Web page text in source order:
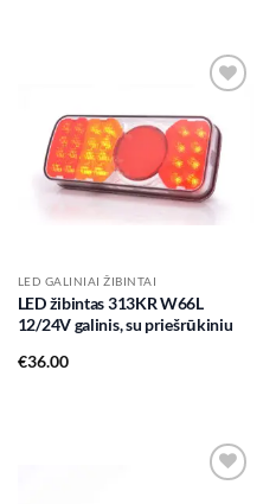
wishlist
LED GALINIAI ŽIBINTAI
LED žibintas 313KR W66L
12/24V galinis, su priešrūkiniu
€36.00